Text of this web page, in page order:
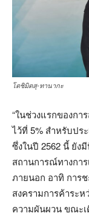
โตชิมิตสุ-ทานากะ
“ในช่วงแรกของกา
ไว้ที่ 5% สำหรับปร
ซึ่งในปี 2562 นี้ ยัง
สถานการณ์ทางกา
ภายนอก อาทิ การ
สงครามการค้าระห
ความผันผวน ขณะ